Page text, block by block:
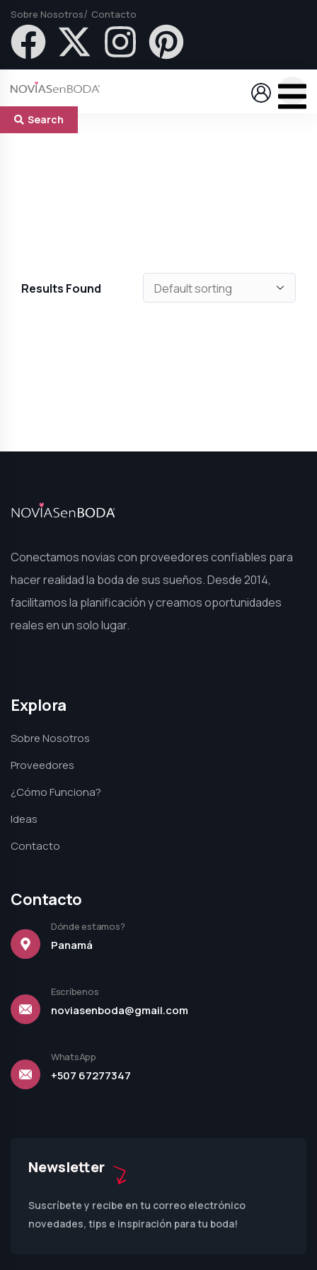
Sobre Nosotros Contacto
Search
Results Found
Conectamos novias con proveedores confiables para
hacer realidad la boda de sus sueños. Desde 2014,
facilitamos la planificación y creamos oportunidades
reales en un solo lugar.
Explora
Sobre Nosotros
Proveedores
¿Cómo Funciona?
Ideas
Contacto
Contacto
Dónde estamos?
Panamá
Escríbenos
noviasenboda@gmail.com
WhatsApp
+507 67277347
Newsletter
Suscríbete y recibe en tu correo electrónico
novedades, tips e inspiración para tu boda!